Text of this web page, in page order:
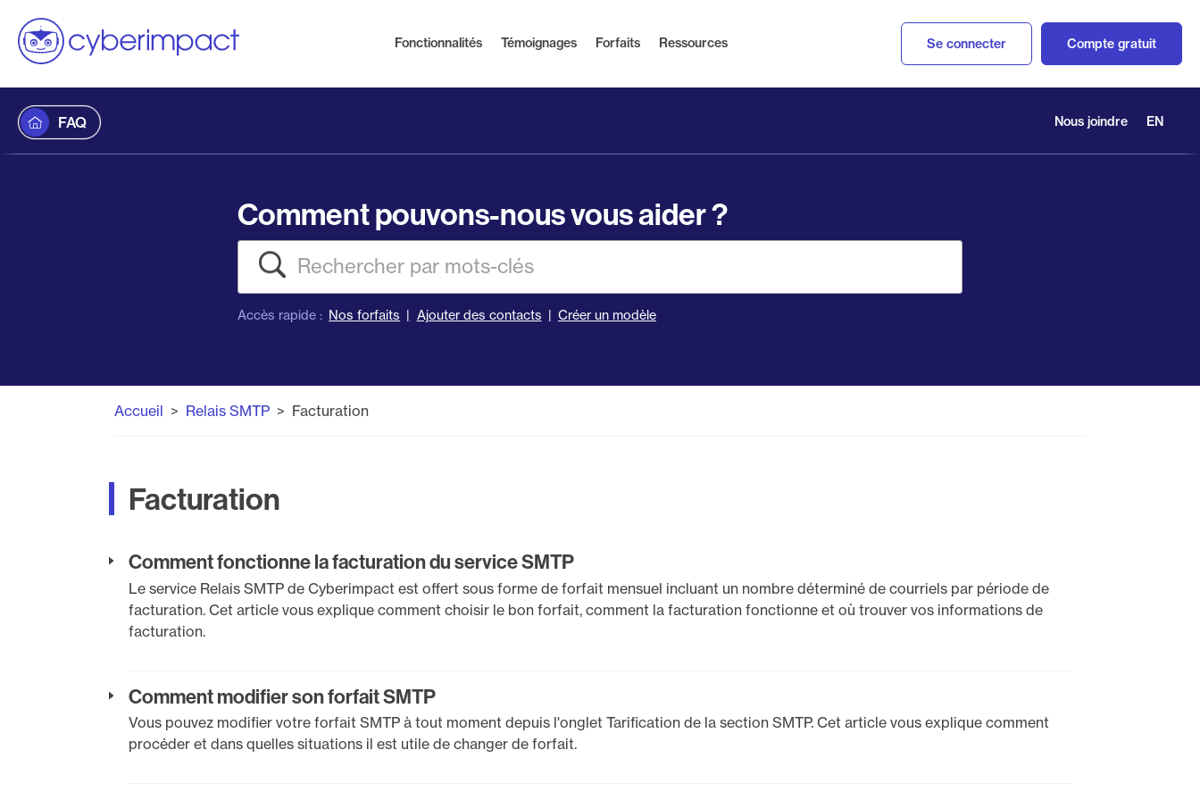
Fonctionnalités Témoignages Forfaits Ressources Se connecter Compte gratuit
FAQ Nous joindre EN
Comment pouvons-nous vous aider ?
Rechercher
Accès rapide : Nos forfaits Ajouter des contacts Créer un modèle
Accueil Relais SMTP Facturation
Facturation
Comment fonctionne la facturation du service SMTP
Le service Relais SMTP de Cyberimpact est offert sous forme de forfait mensuel incluant un nombre déterminé de courriels par période de
facturation. Cet article vous explique comment choisir le bon forfait, comment la facturation fonctionne et où trouver vos informations de
facturation.
Comment modifier son forfait SMTP
Vous pouvez modifier votre forfait SMTP à tout moment depuis l'onglet Tarification de la section SMTP. Cet article vous explique comment
procéder et dans quelles situations il est utile de changer de forfait.